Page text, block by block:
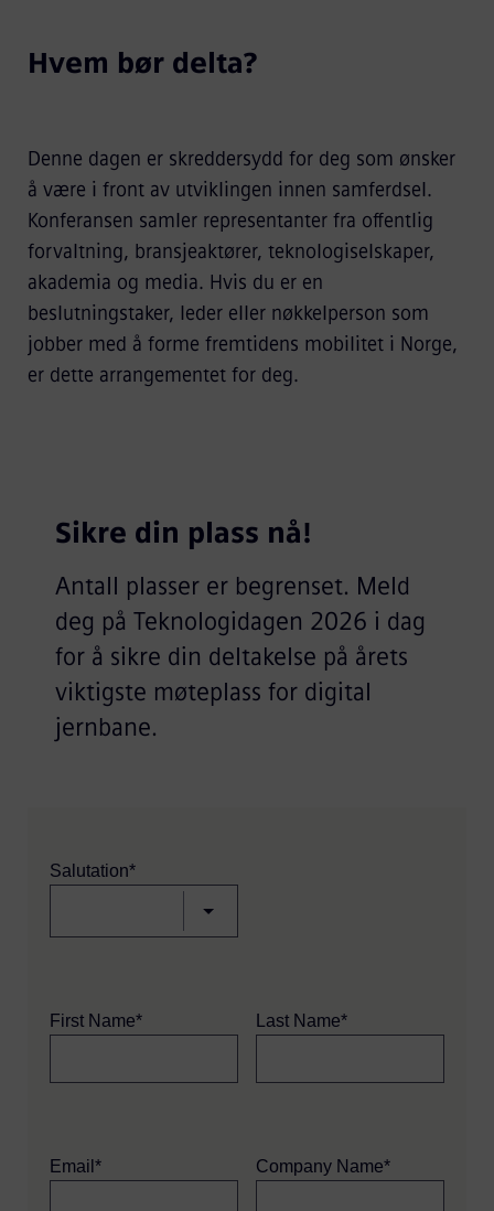
Hvem bør delta?
Denne dagen er skreddersydd for deg som ønsker
å være i front av utviklingen innen samferdsel.
Konferansen samler representanter fra offentlig
forvaltning, bransjeaktører, teknologiselskaper,
akademia og media. Hvis du er en
beslutningstaker, leder eller nøkkelperson som
jobber med å forme fremtidens mobilitet i Norge,
er dette arrangementet for deg.
Sikre din plass nå!
Antall plasser er begrenset. Meld
deg på Teknologidagen 2026 i dag
for å sikre din deltakelse på årets
viktigste møteplass for digital
jernbane.
Salutation*
First Name* Last Name*
Email* Company Name*